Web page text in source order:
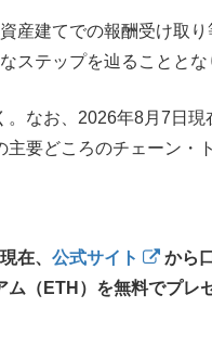
産建てでの報酬受け取
ステップを辿ることとな
なお、2026年8月7日現
要どころのチェーン・
在、 公式サイト
から
（ETH）を無料でプレ